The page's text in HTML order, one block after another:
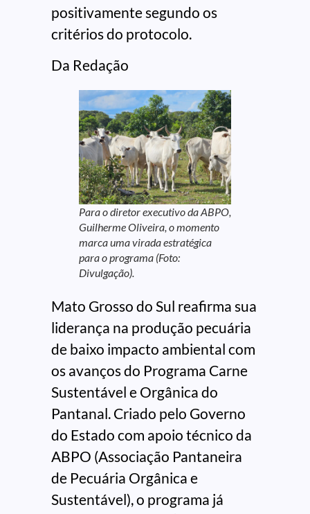
positivamente segundo os
critérios do protocolo.
Da Redação
Para o diretor executivo da ABPO,
Guilherme Oliveira, o momento
marca uma virada estratégica
para o programa (Foto:
Divulgação).
Mato Grosso do Sul reafirma sua
liderança na produção pecuária
de baixo impacto ambiental com
os avanços do Programa Carne
Sustentável e Orgânica do
Pantanal. Criado pelo Governo
do Estado com apoio técnico da
ABPO (Associação Pantaneira
de Pecuária Orgânica e
Sustentável), o programa já